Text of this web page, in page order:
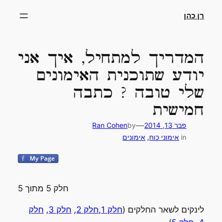
לתוכןרן כהן
המדריך למתחיל, איך אני
יודע שתוכנית האימונים
שלי טובה ? כתבה
חמישית
פבר 13, 2014 —
by
Ran Cohen
in אימוני כוח, אימונים
חלק 5 מתוך 5
לינקים לשאר החלקים (חלק 1 ,חלק 2 , חלק 3 , חלק